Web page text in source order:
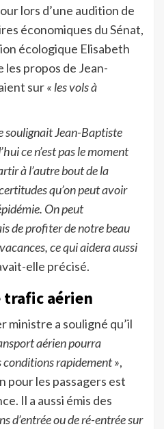
lors d’une audition de
économiques du Sénat,
écologique Elisabeth
propos de Jean-
sur« les vols à
soulignait Jean-Baptiste
ce n’est pas le moment
à l’autre bout de la
qu’on peut avoir
On peut
de profiter de notre beau
ce qui aidera aussi
elle précisé.
trafic aérien
ministre a souligné qu’il
aérien pourra
conditions rapidement »,
pour les passagers est
Il a aussi émis des
d’entrée ou de ré-entrée sur